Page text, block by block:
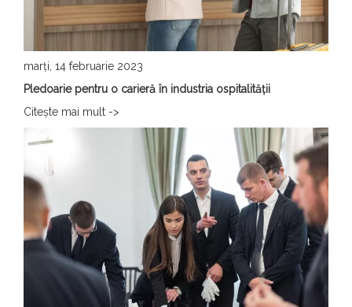
marți, 14 februarie 2023
Pledoarie pentru o carieră în industria ospitalității
Citeşte mai mult ->